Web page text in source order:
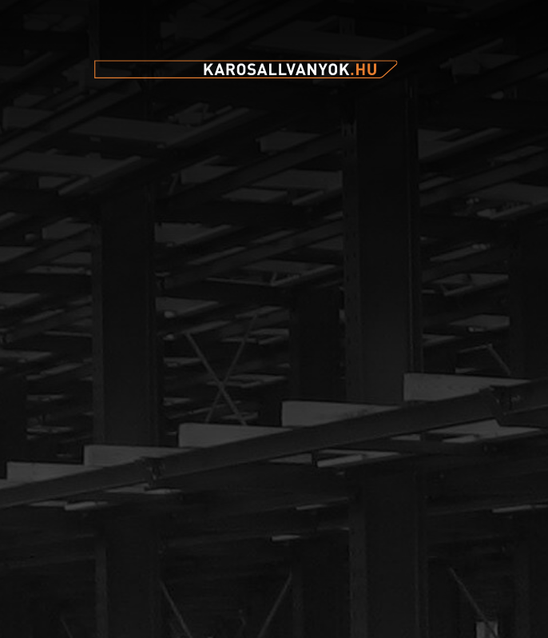
Ha bármilyen kérdése van
termékeinkkel kapcsolatban, vagy ha
egyedi ajánlatot szeretne kapni,
kérjük, forduljon hozzánk bizalommal.
Egyesült:
Tel:+36 70 386 1978
Email:
info(at)karosallvanyok.hu
kapcsolatba most!